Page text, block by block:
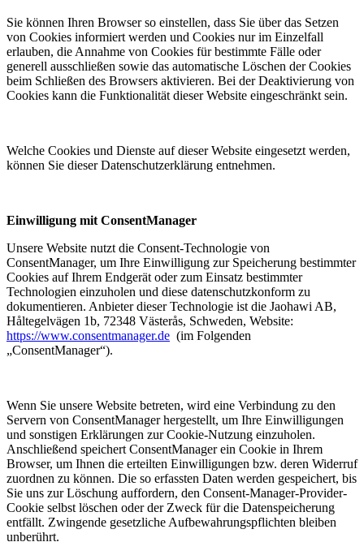
Sie können Ihren Browser so einstellen, dass Sie über das Setzen
von Cookies informiert werden und Cookies nur im Einzelfall
erlauben, die Annahme von Cookies für bestimmte Fälle oder
generell ausschließen sowie das automatische Löschen der Cookies
beim Schließen des Browsers aktivieren. Bei der Deaktivierung von
Cookies kann die Funktionalität dieser Website eingeschränkt sein.
Welche Cookies und Dienste auf dieser Website eingesetzt werden,
können Sie dieser Datenschutzerklärung entnehmen.
Einwilligung mit ConsentManager
Unsere Website nutzt die Consent-Technologie von
ConsentManager, um Ihre Einwilligung zur Speicherung bestimmter
Cookies auf Ihrem Endgerät oder zum Einsatz bestimmter
Technologien einzuholen und diese datenschutzkonform zu
dokumentieren. Anbieter dieser Technologie ist die Jaohawi AB,
Håltegelvägen 1b, 72348 Västerås, Schweden, Website:
https://www.consentmanager.de (im Folgenden
„ConsentManager“).
Wenn Sie unsere Website betreten, wird eine Verbindung zu den
Servern von ConsentManager hergestellt, um Ihre Einwilligungen
und sonstigen Erklärungen zur Cookie-Nutzung einzuholen.
Anschließend speichert ConsentManager ein Cookie in Ihrem
Browser, um Ihnen die erteilten Einwilligungen bzw. deren Widerruf
zuordnen zu können. Die so erfassten Daten werden gespeichert, bis
Sie uns zur Löschung auffordern, den Consent-Manager-Provider-
Cookie selbst löschen oder der Zweck für die Datenspeicherung
entfällt. Zwingende gesetzliche Aufbewahrungspflichten bleiben
unberührt.